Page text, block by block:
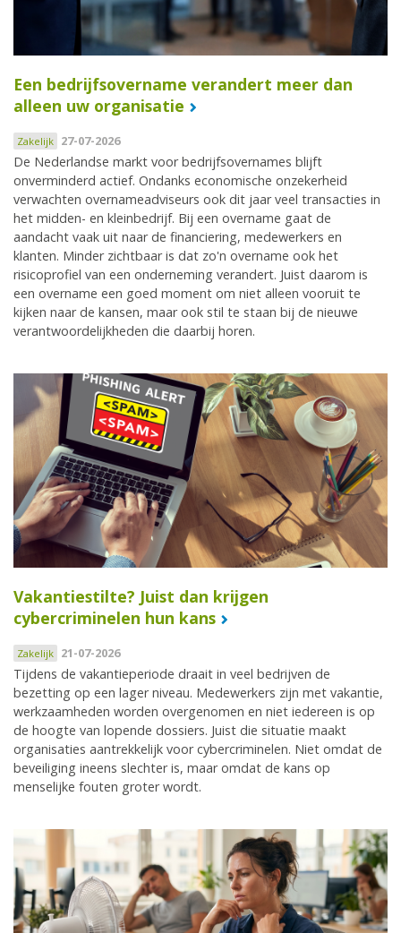
Een bedrijfsovername verandert meer dan
alleen uw organisatie
Zakelijk 27-07-2026
De Nederlandse markt voor bedrijfsovernames blijft
onverminderd actief. Ondanks economische onzekerheid
verwachten overnameadviseurs ook dit jaar veel transacties in
het midden- en kleinbedrijf. Bij een overname gaat de
aandacht vaak uit naar de financiering, medewerkers en
klanten. Minder zichtbaar is dat zo'n overname ook het
risicoprofiel van een onderneming verandert. Juist daarom is
een overname een goed moment om niet alleen vooruit te
kijken naar de kansen, maar ook stil te staan bij de nieuwe
verantwoordelijkheden die daarbij horen.
Vakantiestilte? Juist dan krijgen
cybercriminelen hun kans
Zakelijk 21-07-2026
Tijdens de vakantieperiode draait in veel bedrijven de
bezetting op een lager niveau. Medewerkers zijn met vakantie,
werkzaamheden worden overgenomen en niet iedereen is op
de hoogte van lopende dossiers. Juist die situatie maakt
organisaties aantrekkelijk voor cybercriminelen. Niet omdat de
beveiliging ineens slechter is, maar omdat de kans op
menselijke fouten groter wordt.